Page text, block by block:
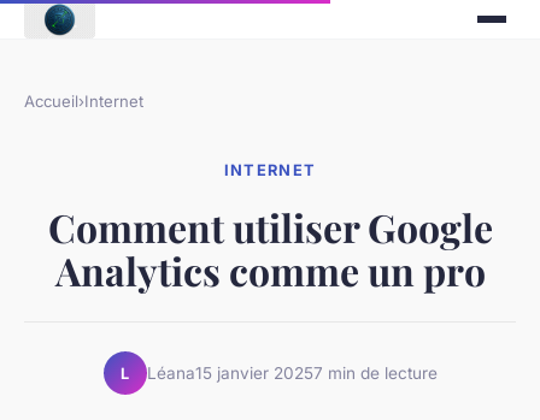
Accueil›Internet
INTERNET
Comment utiliser Google
Analytics comme un pro
L Léana15 janvier 20257 min de lecture